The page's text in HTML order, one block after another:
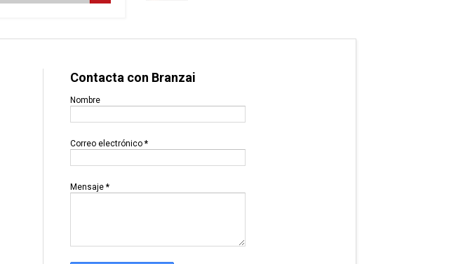
Contacta con Branzai
Nombre
Correo electrónico *
Mensaje *